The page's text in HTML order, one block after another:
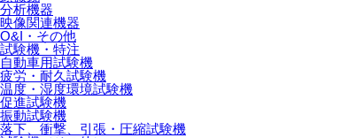
分析機器
映像関連機器
O&I・その他
試験機・特注
自動車用試験機
疲労・耐久試験機
温度・湿度環境試験機
促進試験機
振動試験機
落下、衝撃、引張・圧縮試験機